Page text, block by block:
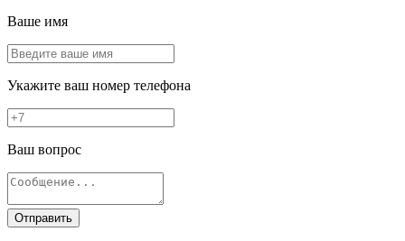
Ваше имя
Укажите ваш номер телефона
Ваш вопрос
Отправить